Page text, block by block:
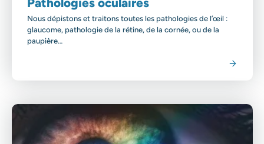
Nous dépistons et traitons toutes les pathologies de l’œil :
glaucome, pathologie de la rétine, de la cornée, ou de la
paupière…